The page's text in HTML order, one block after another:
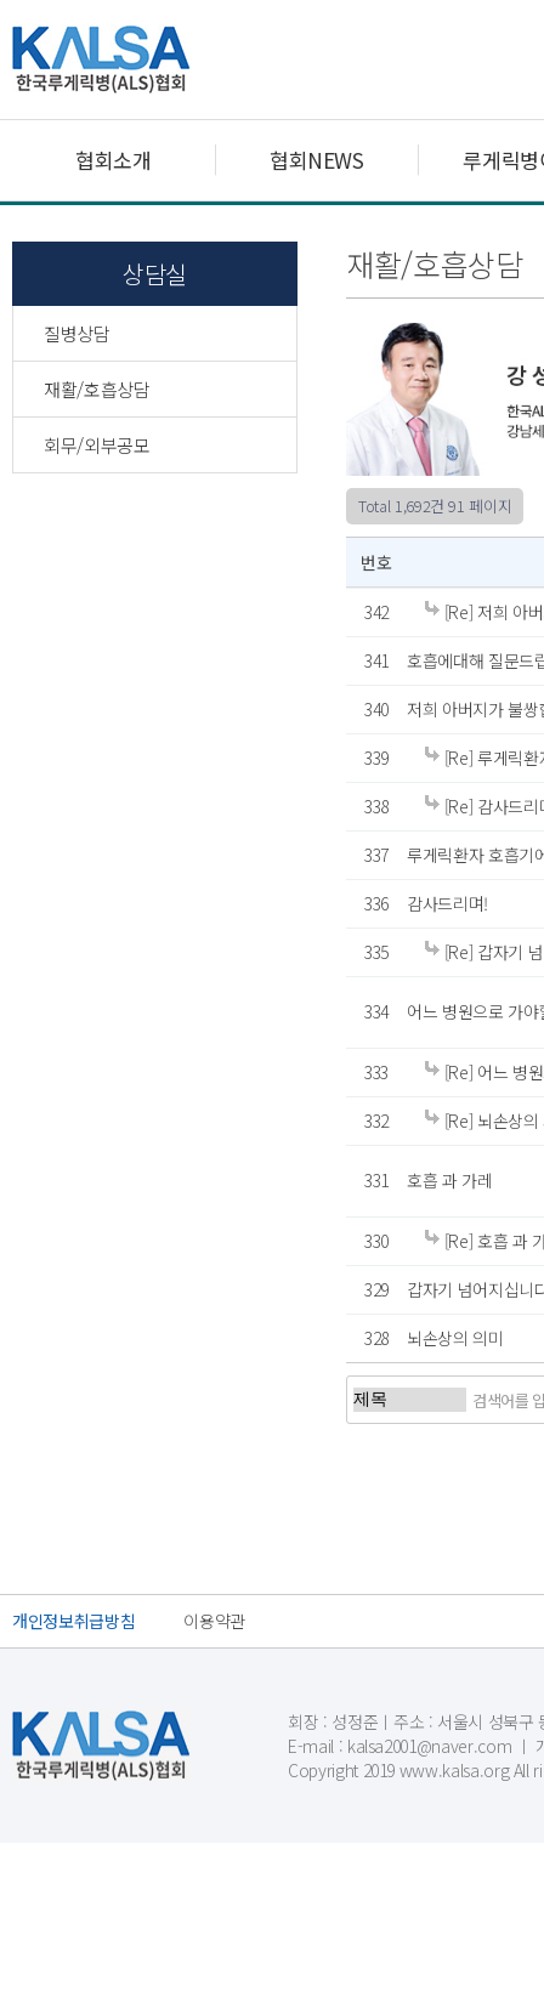
협회소개 협회NEWS 루게릭
상담실
질병상담
재활/호흡상담
회무/외부공모
재활/호흡상담
Total 1,692건 91 페이지
번호
342
[Re] 저희 아
341
호흡에대해 질문드
340
저희 아버지가 불쌍
339
[Re] 루게릭
338
[Re] 감사드리
337
루게릭환자 호흡기
336
감사드리며!
335
[Re] 갑자기
334 어느 병원으로 가야
333
[Re] 어느 병
332
[Re] 뇌손상의
331 호흡 과 가레
330
[Re] 호흡 과
329
갑자기 넘어지십니
328
뇌손상의 의미
개인정보취급방침 이용약관
회장 : 성정준ㅣ주소 : 서울시 성북구
E-mail : kalsa2001@naver.com ㅣ
Copyright 2019 www.kalsa.org All